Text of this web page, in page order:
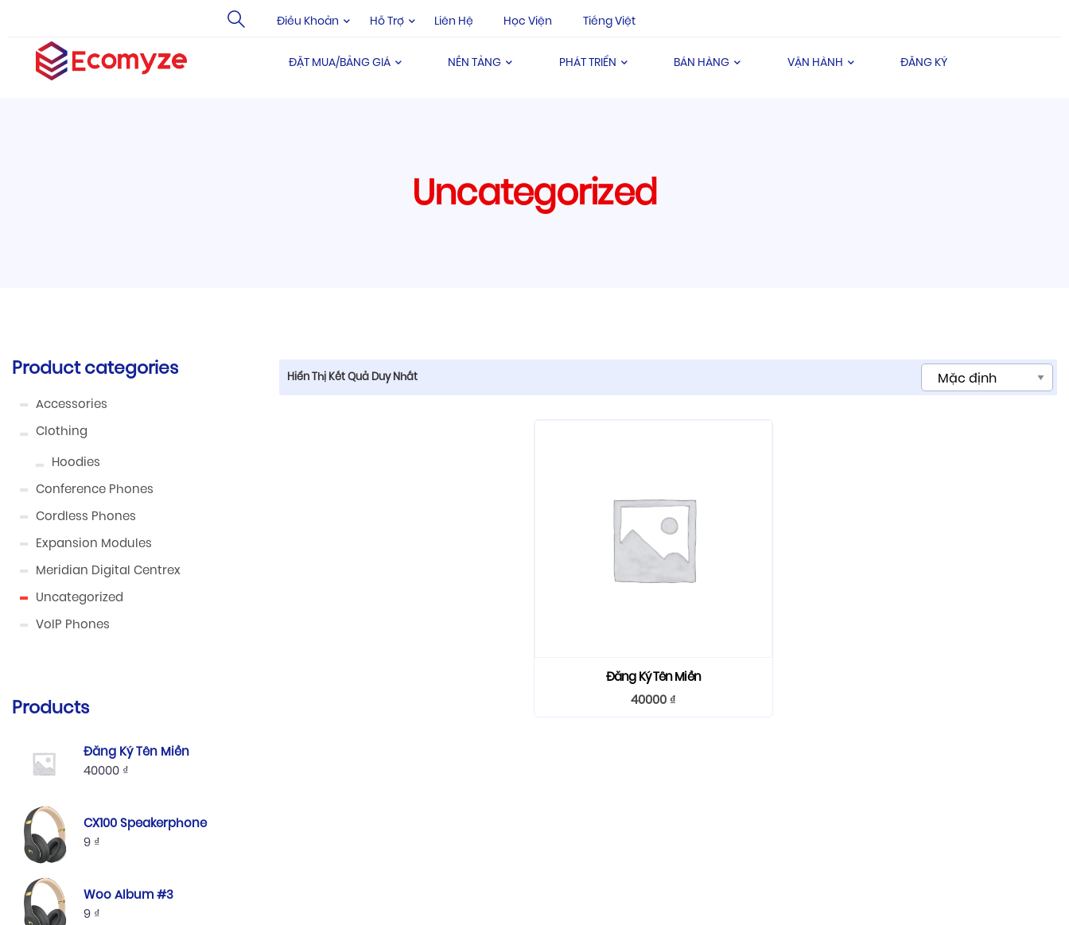
Điều Khoản Hỗ Trợ Liên Hệ Học Viện Tiếng Việt
ĐẶT MUA/BẢNG GIÁ NỀN TẢNG PHÁT TRIỂN BÁN HÀNG VẬN HÀNH ĐĂNG KÝ
Uncategorized
Product categories
Accessories
Clothing
Hoodies
Conference Phones
Cordless Phones
Expansion Modules
Meridian Digital Centrex
Uncategorized
VoIP Phones
Products
Đăng Ký Tên Miền
40000 ₫
CX100 Speakerphone
9 ₫
Woo Album #3
9 ₫
Hiển Thị Kết Quả Duy Nhất
Đăng Ký Tên Miền
40000 ₫